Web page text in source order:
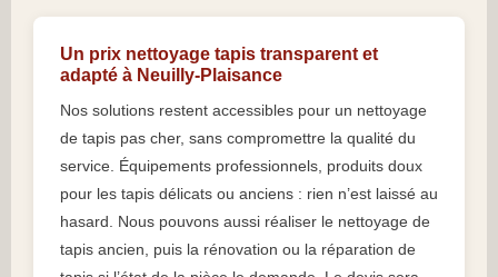
Un prix nettoyage tapis transparent et
adapté à Neuilly-Plaisance
Nos solutions restent accessibles pour un nettoyage
de tapis pas cher, sans compromettre la qualité du
service. Équipements professionnels, produits doux
pour les tapis délicats ou anciens : rien n’est laissé au
hasard. Nous pouvons aussi réaliser le nettoyage de
tapis ancien, puis la rénovation ou la réparation de